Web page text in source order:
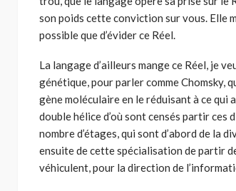
son poids cette conviction sur vous. Elle
possible que d’évider ce Réel.
La langage d’ailleurs mange ce Réel, je
génétique, pour parler comme Chomsky,
gène moléculaire en le réduisant à ce qui
double hélice d’où sont censés partir
nombre d’étages, qui sont d’abord de la
ensuite de cette spécialisation de partir
véhiculent, pour la direction de